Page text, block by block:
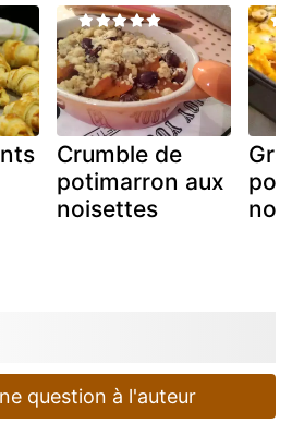
Crumble de
potimarron aux
noisettes
question à l'auteur